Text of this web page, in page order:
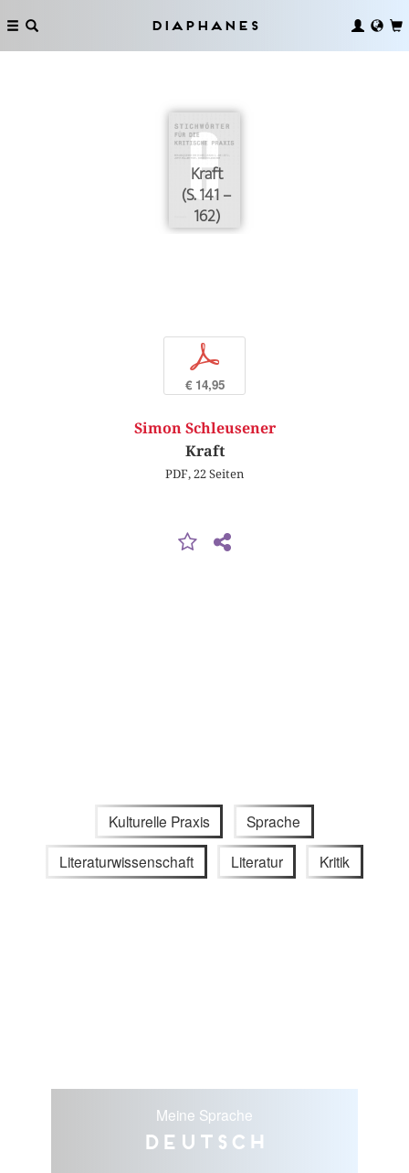
Diaphanes
Kraft
(S. 141 –
162)
p
€ 14,95
Simon Schleusener
Kraft
PDF, 22 Seiten
Kulturelle Praxis Sprache
Literaturwissenschaft Literatur Kritik
Meine Sprache
Deutsch